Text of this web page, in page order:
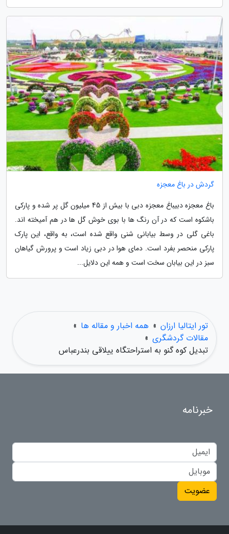
گردش در باغ معجزه
باغ معجزه دبیباغ معجزه دبی با بیش از 45 میلیون گل پر شده و پارکی
باشکوه است که در آن رنگ ها با بوی خوش گل ها در هم آمیخته اند.
باغی گلی در وسط بیابانی شنی واقع شده است، به واقع، این پارک
پارکی منحصر بفرد است. دمای هوا در دبی زیاد است و پرورش گیاهان
سبز در این بیابان سخت است و همه این دلایل...
تور ایتالیا ارزان » همه اخبار و مقاله ها »
مقالات گردشگری »
تبدیل کوه گنو به استراحتگاه ییلاقی بندرعباس
خبرنامه
عضویت